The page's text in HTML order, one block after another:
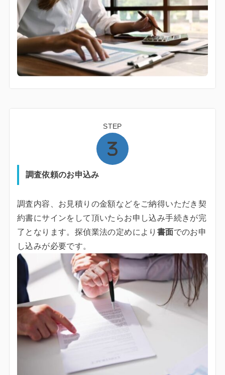
STEP
調査依頼のお申込み
調査内容、お見積りの金額などをご納得いただき契
約書にサインをして頂いたらお申し込み手続きが完
了となります。探偵業法の定めにより 書面でのお申
し込みが必要です。